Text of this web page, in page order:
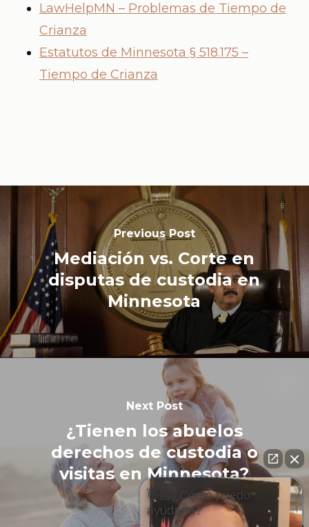
LawHelpMN – Problemas de Tiempo de
Crianza
Estatutos de Minnesota § 518.175 –
Tiempo de Crianza
Previous Post
Mediación vs. Corte en
disputas de custodia en
Minnesota
Next Post
¿Tienen los abuelos
derechos de custodia o
visitas en Minnesota?
👋🏼¿Cómo puedo
ayudarte?